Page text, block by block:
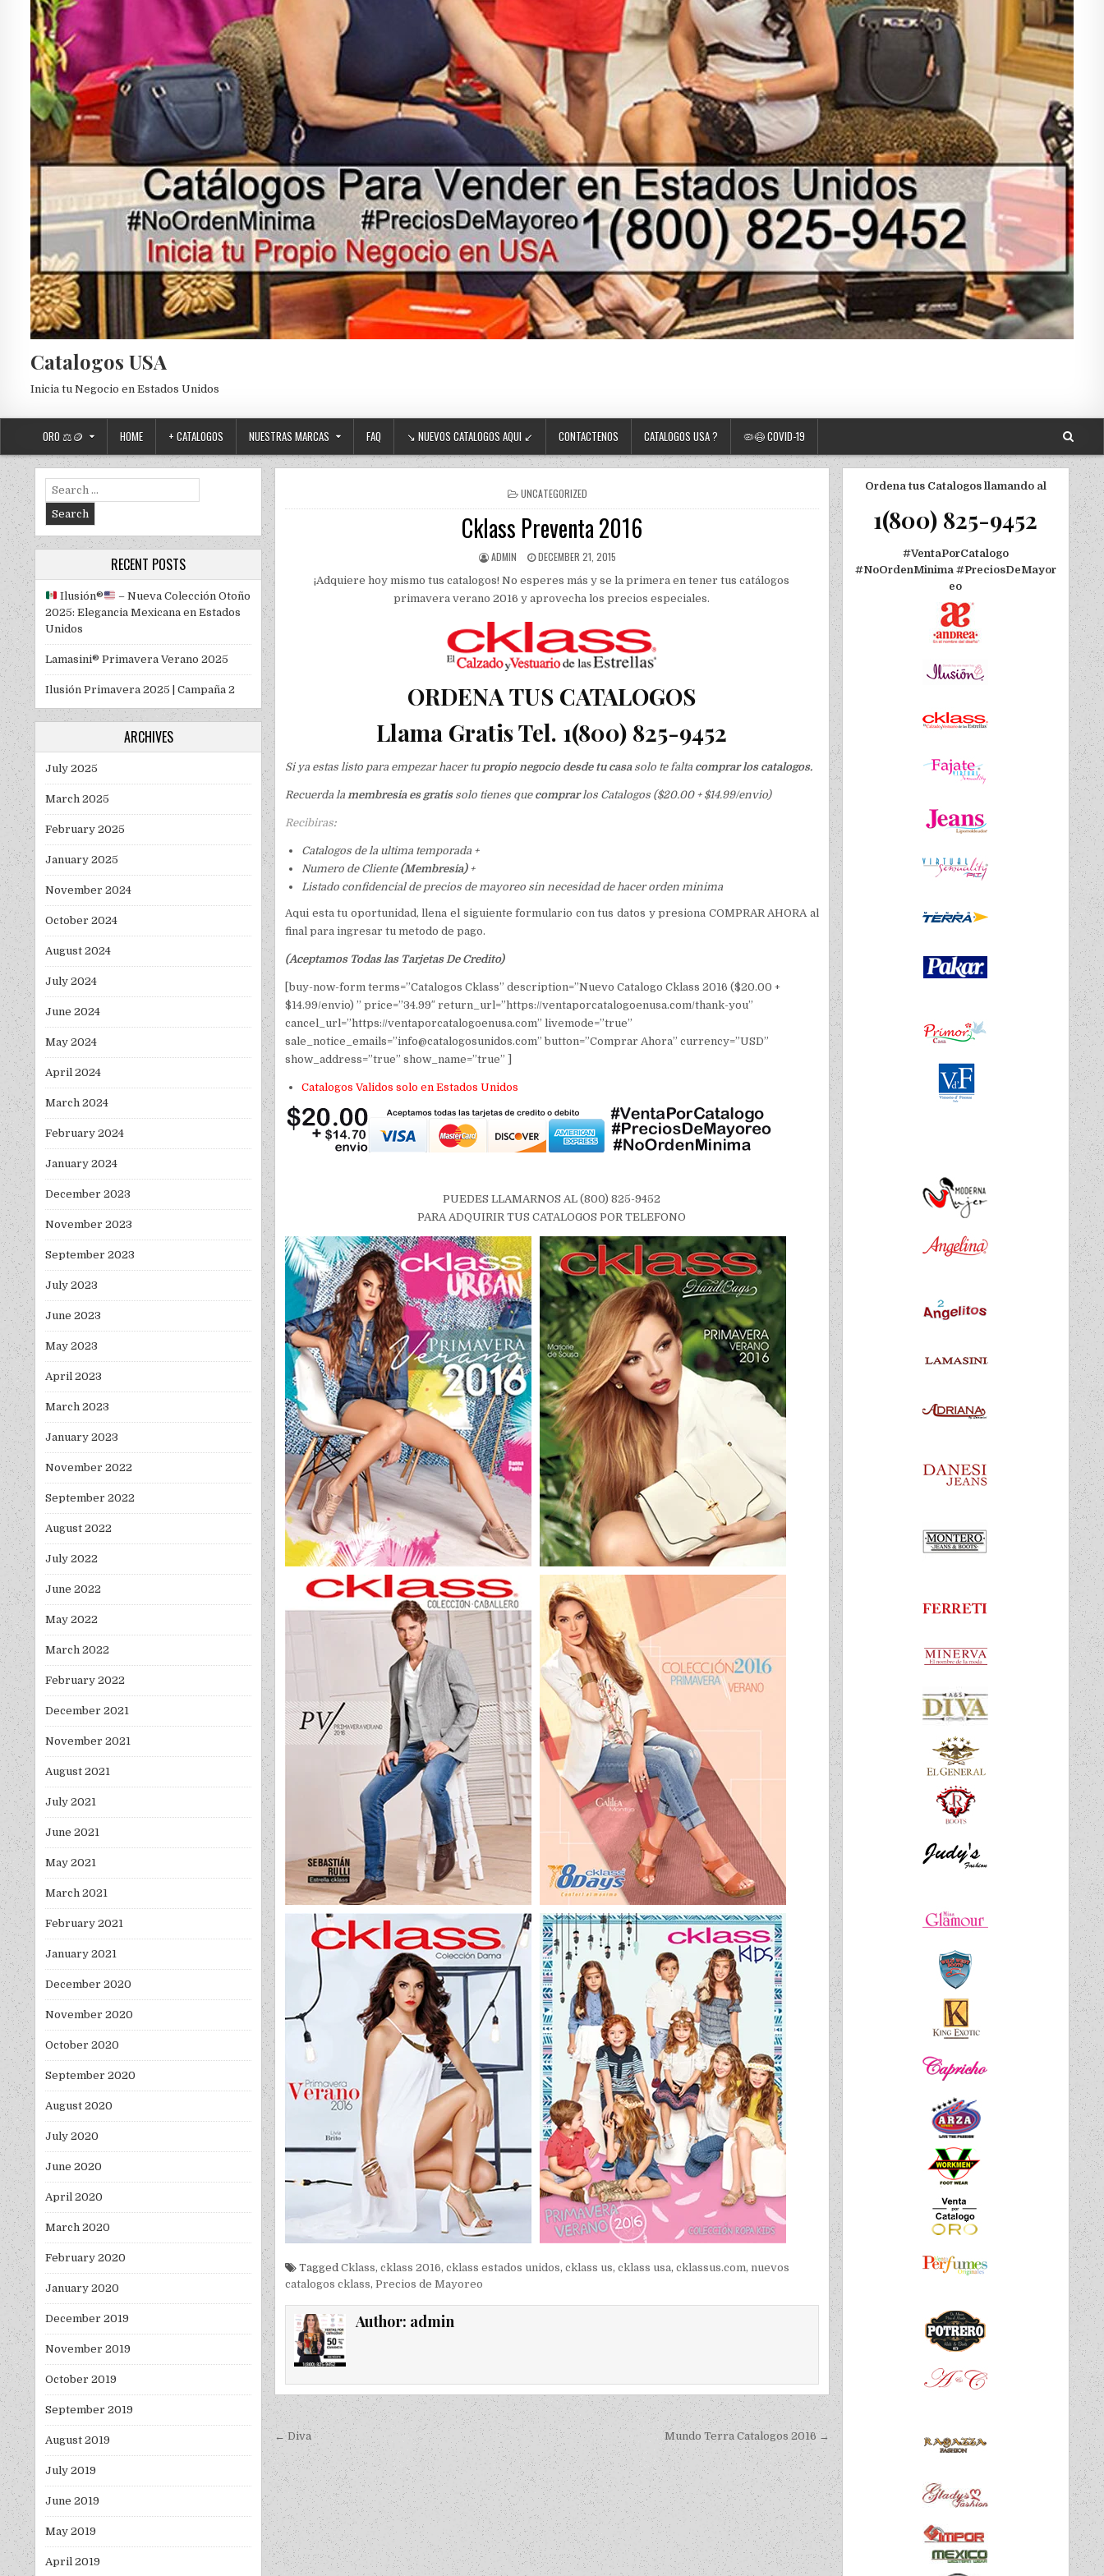
Catalogos USA
Inicia tu Negocio en Estados Unidos
ORO ⚖️🪙 HOME + CATALOGOS NUESTRAS MARCAS FAQ ↘ NUEVOS CATALOGOS AQUI ↙ CONTACTENOS CATALOGOS USA ? 🦠😷 COVID-19
POSTED IN
UNCATEGORIZED
Cklass Preventa 2016
AUTHOR:
ADMIN PUBLISHED DATE:
DECEMBER 21, 2015
¡Adquiere hoy mismo tus catalogos! No esperes más y se la primera en tener tus catálogos
primavera verano 2016 y aprovecha los precios especiales.
ORDENA TUS CATALOGOS
Llama Gratis Tel. 1(800) 825-9452
Si ya estas listo para empezar hacer tu propio negocio desde tu casasolo te falta comprar los catalogos.
Recuerda lamembresia es gratissolo tienes que comprarlos Catalogos ($20.00 + $14.99/envio)
Recibiras:
Catalogos de la ultima temporada +
Numero de Cliente (Membresia)+
Listado confidencial de precios de mayoreo sin necesidad de hacer orden minima
Aqui esta tu oportunidad, llena el siguiente formulario con tus datos y presiona COMPRAR AHORA al
final para ingresar tu metodo de pago.
(Aceptamos Todas las Tarjetas De Credito)
[buy-now-form terms=”Catalogos Cklass” description=”Nuevo Catalogo Cklass 2016 ($20.00 +
$14.99/envio) ” price=”34.99″ return_url=”https://ventaporcatalogoenusa.com/thank-you”
cancel_url=”https://ventaporcatalogoenusa.com” livemode=”true”
sale_notice_emails=”info@catalogosunidos.com” button=”Comprar Ahora” currency=”USD”
show_address=”true” show_name=”true” ]
Catalogos Validos solo en Estados Unidos
PUEDES LLAMARNOS AL (800) 825-9452
PARA ADQUIRIR TUS CATALOGOS POR TELEFONO
TaggedCklass,cklass 2016,cklass estados unidos,cklass us,cklass usa,cklassus.com,nuevos
catalogos cklass,Precios de Mayoreo
Author: admin
Post navigation
← Diva Mundo Terra Catalogos 2016 →
Search for:
RECENT POSTS
Ilusión®️
– Nueva Colección Otoño
2025: Elegancia Mexicana en Estados
Unidos
Lamasini® Primavera Verano 2025
Ilusión Primavera 2025 | Campaña 2
ARCHIVES
July 2025
March 2025
February 2025
January 2025
November 2024
October 2024
August 2024
July 2024
June 2024
May 2024
April 2024
March 2024
February 2024
January 2024
December 2023
November 2023
September 2023
July 2023
June 2023
May 2023
April 2023
March 2023
January 2023
November 2022
September 2022
August 2022
July 2022
June 2022
May 2022
March 2022
February 2022
December 2021
November 2021
August 2021
July 2021
June 2021
May 2021
March 2021
February 2021
January 2021
December 2020
November 2020
October 2020
September 2020
August 2020
July 2020
June 2020
April 2020
March 2020
February 2020
January 2020
December 2019
November 2019
October 2019
September 2019
August 2019
July 2019
June 2019
May 2019
April 2019
Ordena tus Catalogos llamando al
1(800) 825-9452
#VentaPorCatalogo
#NoOrdenMinima #PreciosDeMayor
eo